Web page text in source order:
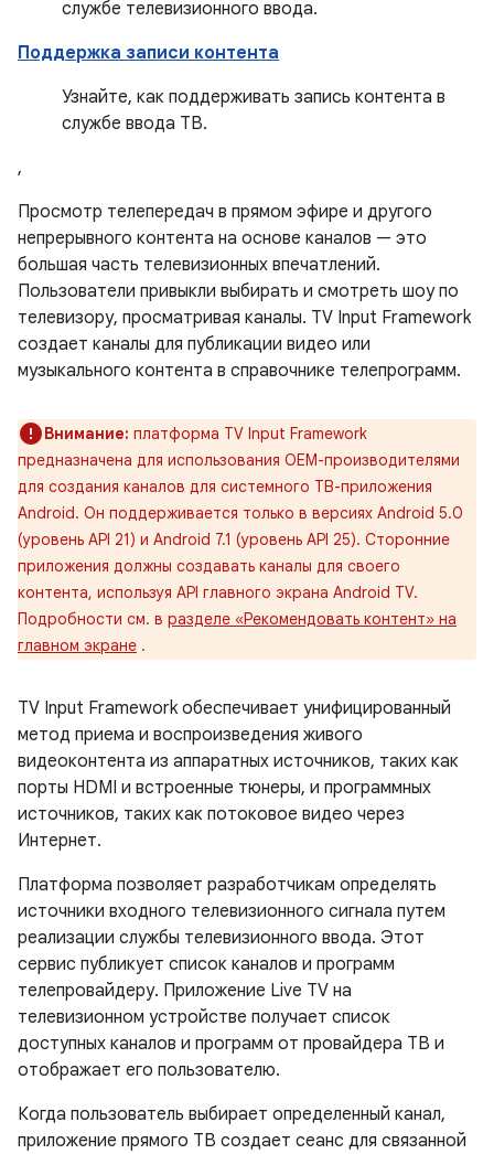
службе телевизионного ввода.
Поддержка записи контента
Узнайте, как поддерживать запись контента в
службе ввода ТВ.
,
Просмотр телепередач в прямом эфире и другого
непрерывного контента на основе каналов — это
большая часть телевизионных впечатлений.
Пользователи привыкли выбирать и смотреть шоу по
телевизору, просматривая каналы. TV Input Framework
создает каналы для публикации видео или
музыкального контента в справочнике телепрограмм.
Внимание: платформа TV Input Framework
предназначена для использования OEM-производителями
для создания каналов для системного ТВ-приложения
Android. Он поддерживается только в версиях Android 5.0
(уровень API 21) и Android 7.1 (уровень API 25). Сторонние
приложения должны создавать каналы для своего
контента, используя API главного экрана Android TV.
Подробности см. в разделе «Рекомендовать контент» на
главном экране .
TV Input Framework обеспечивает унифицированный
метод приема и воспроизведения живого
видеоконтента из аппаратных источников, таких как
порты HDMI и встроенные тюнеры, и программных
источников, таких как потоковое видео через
Интернет.
Платформа позволяет разработчикам определять
источники входного телевизионного сигнала путем
реализации службы телевизионного ввода. Этот
сервис публикует список каналов и программ
телепровайдеру. Приложение Live TV на
телевизионном устройстве получает список
доступных каналов и программ от провайдера ТВ и
отображает его пользователю.
Когда пользователь выбирает определенный канал,
приложение прямого ТВ создает сеанс для связанной